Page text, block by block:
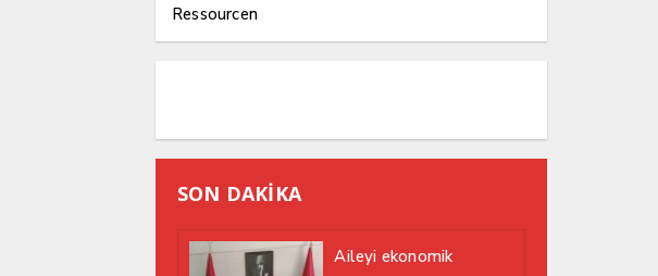
Ressourcen
SON DAKİKA
Aileyi ekonomik